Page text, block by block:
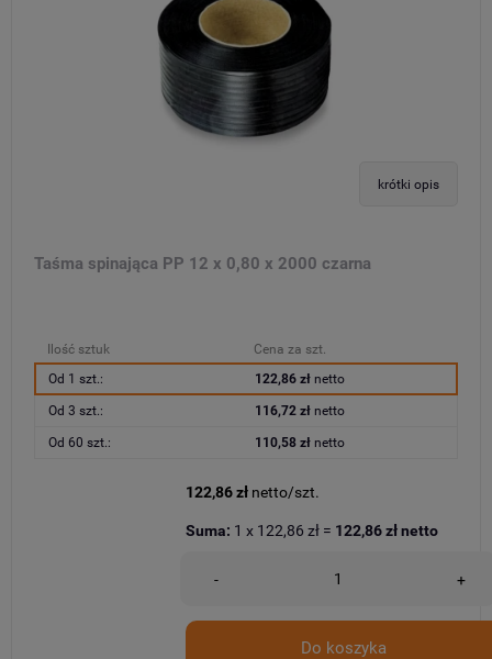
krótki opis
Taśma spinająca PP 12 x 0,80 x 2000 czarna
Ilość sztuk
Cena za szt.
Od 1 szt.:
122,86 złnetto
Od 3 szt.: 116,72 złnetto
Od 60 szt.: 110,58 złnetto
122,86 zł netto/szt.
- +
Do koszyka
Suma: 1 x 122,86 zł = 122,86 złnetto